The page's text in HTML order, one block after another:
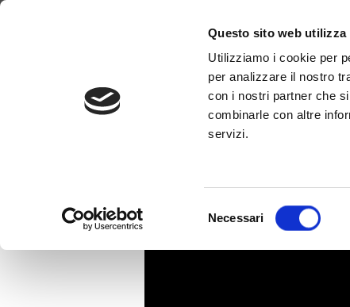
Questo sito web utilizza
Utilizziamo i cookie per
per analizzare il nostro
con i nostri partner che
combinarle con altre
servizi.
Necessari
Pourquoi WimTV Comment ça
ESORDIO